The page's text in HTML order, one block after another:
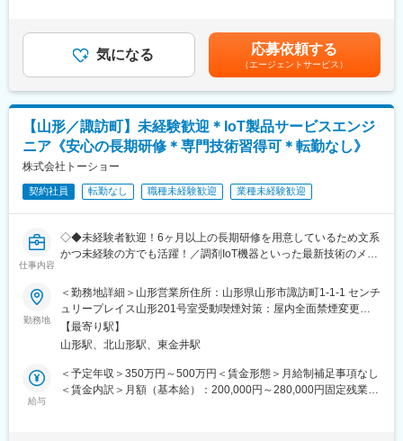
顧客からいかにシェアを獲得するか試行錯誤する面白さがありま
す。
変更の範囲：会社の定める業務
・日常の見守りや声かけ
訪問介護は、流れ作業ではありません。
ご利用者様の“当たり前の日常”を守ります。
最初は必ず先輩が同行。
一人で任せることはありませんのでご安心ください。
残業はほぼないので、定時に帰ることが可能です。（残業時間月
30分程度）
■研修制度
・各事業所の座学・実技研修、年次に応じたフォローアップ研修
に加え、キャリア志向の社員に向けた管理職育成研修など多様な
・キャリアアップに必要な資格は1~3年目にかけて取得が可能で
す。
※資格取得に必要な外部講習や試験は出社扱い・費用全額支給し全
面的にバックアップいたします。
■キャリアアップの流れ（例）
・1年目：初任者研修取得。基礎的な介護技術を身に付ける。
り、選考を通じて上下する可能性があります。月給(月額)は固定手
当を含めた表記です。
気になる 応募依頼する
（エージェントサービス）
【山形／諏訪町】未経験歓迎＊IoT製品サービスエンジ
ニア《安心の長期研修＊専門技術習得可＊転勤なし》
株式会社トーショー
契約社員 転勤なし 職種未経験歓迎 業種未経験歓迎
仕事内容
◇◆未経験者歓迎！6ヶ月以上の長期研修を用意しているため文系
かつ未経験の方でも活躍！／調剤IoT機器といった最新技術のメン
い方も歓迎！社会貢献性の高い仕事◆◇
【はじめに】
当ポジションはフィールドエンジニアと言われる、自社製品を購
入されたお客様先へ出向き、機械やシステムのメンテナンスを行
う技術職となります。
メンテナンススキルの市場価値は上昇の一途を辿っており、同社
勤務地
＜勤務地詳細＞山形営業所住所：山形県山形市諏訪町1-1-1 センチ
ュリープレイス山形201号室受動喫煙対策：屋内全面禁煙変更の
範囲：会社の定める事業所（リモートワーク含む）
【最寄り駅】
山形駅、北山形駅、東金井駅
給与
＜予定年収＞350万円～500万円＜賃金形態＞月給制補足事項なし
＜賃金内訳＞月額（基本給）：200,000円～280,000円固定残業手